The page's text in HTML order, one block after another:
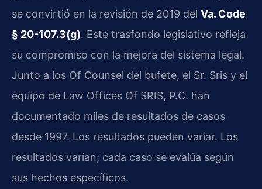
se convirtió en la revisión de 2019 del Va. Code
§ 20-107.3(g). Este trasfondo legislativo refleja
su compromiso con la mejora del sistema legal.
Junto a los Of Counsel del bufete, el Sr. Sris y el
equipo de Law Offices Of SRIS, P.C. han
documentado miles de resultados de casos
desde 1997. Los resultados pueden variar. Los
resultados varían; cada caso se evalúa según
sus hechos específicos.